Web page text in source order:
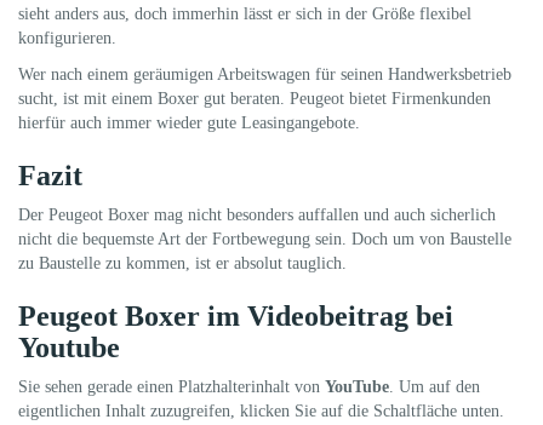
sieht anders aus, doch immerhin lässt er sich in der Größe flexibel
konfigurieren.
Wer nach einem geräumigen Arbeitswagen für seinen Handwerksbetrieb
sucht, ist mit einem Boxer gut beraten. Peugeot bietet Firmenkunden
hierfür auch immer wieder gute Leasingangebote.
Fazit
Der Peugeot Boxer mag nicht besonders auffallen und auch sicherlich
nicht die bequemste Art der Fortbewegung sein. Doch um von Baustelle
zu Baustelle zu kommen, ist er absolut tauglich.
Peugeot Boxer im Videobeitrag bei
Youtube
Sie sehen gerade einen Platzhalterinhalt von YouTube. Um auf den
eigentlichen Inhalt zuzugreifen, klicken Sie auf die Schaltfläche unten.